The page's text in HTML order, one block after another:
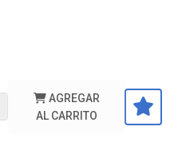
AGREGAR
AL CARRITO